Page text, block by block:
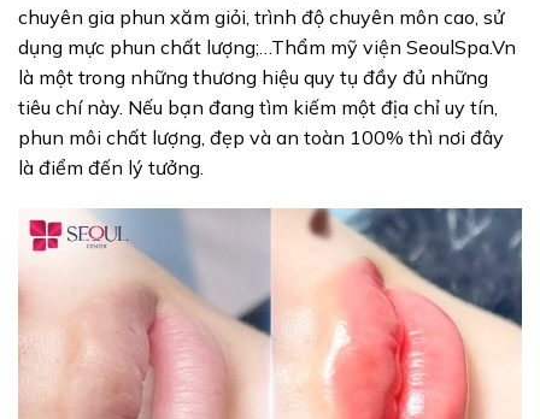
chuyên gia phun xăm giỏi, trình độ chuyên môn cao, sử
dụng mực phun chất lượng;…Thẩm mỹ viện SeoulSpa.Vn
là một trong những thương hiệu quy tụ đầy đủ những
tiêu chí này. Nếu bạn đang tìm kiếm một địa chỉ uy tín,
phun môi chất lượng, đẹp và an toàn 100% thì nơi đây
là điểm đến lý tưởng.